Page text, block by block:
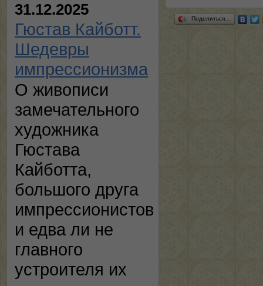
31.12.2025
Гюстав Кайботт.
Шедевры
импрессионизма
О живописи
замечательного
художника
Гюстава
Кайботта,
большого друга
импрессионистов
и едва ли не
главного
устроителя их
Поделиться…